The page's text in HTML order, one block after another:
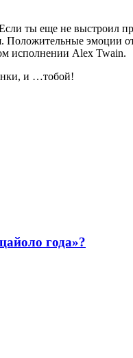
ты еще не выстроил
эмоции
исполнении Alex Twain.
и …тобой!
года»?